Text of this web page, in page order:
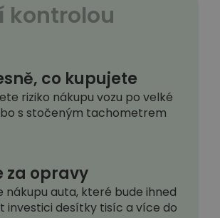
kontrolou
co kupujete
riziko nákupu vozu po velké
s stočeným tachometrem
za opravy
nákupu auta, které bude ihned
investici desítky tisíc a více do